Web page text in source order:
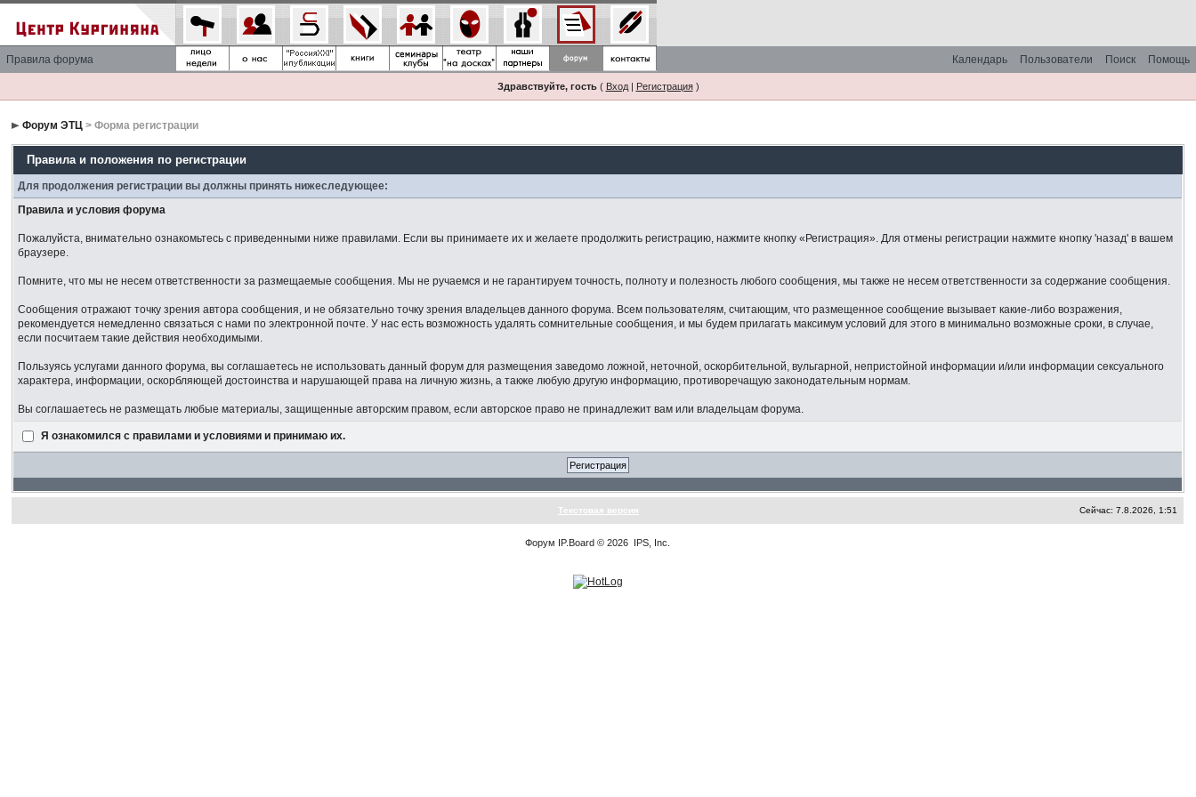
Правила форума Помощь
Поиск
Пользователи
Календарь
Здравствуйте, гость( Вход| Регистрация)
Форум ЭТЦ > Форма регистрации
Правила и положения по регистрации
Для продолжения регистрации вы должны принять нижеследующее:
Правила и условия форума
Пожалуйста, внимательно ознакомьтесь с приведенными ниже правилами. Если вы принимаете их и желаете продолжить регистрацию, нажмите кнопку «Регистрация». Для отмены регистрации нажмите кнопку 'назад' в вашем
браузере.
Помните, что мы не несем ответственности за размещаемые сообщения. Мы не ручаемся и не гарантируем точность, полноту и полезность любого сообщения, мы также не несем ответственности за содержание сообщения.
Сообщения отражают точку зрения автора сообщения, и не обязательно точку зрения владельцев данного форума. Всем пользователям, считающим, что размещенное сообщение вызывает какие-либо возражения,
рекомендуется немедленно связаться с нами по электронной почте. У нас есть возможность удалять сомнительные сообщения, и мы будем прилагать максимум условий для этого в минимально возможные сроки, в случае,
если посчитаем такие действия необходимыми.
Пользуясь услугами данного форума, вы соглашаетесь не использовать данный форум для размещения заведомо ложной, неточной, оскорбительной, вульгарной, непристойной информации и/или информации сексуального
характера, информации, оскорбляющей достоинства и нарушающей права на личную жизнь, а также любую другую информацию, противоречащую законодательным нормам.
Вы соглашаетесь не размещать любые материалы, защищенные авторским правом, если авторское право не принадлежит вам или владельцам форума.
Я ознакомился с правилами и условиями и принимаю их.
Текстовая версия Сейчас: 7.8.2026, 1:51
Форум IP.Board © 2026 IPS, Inc